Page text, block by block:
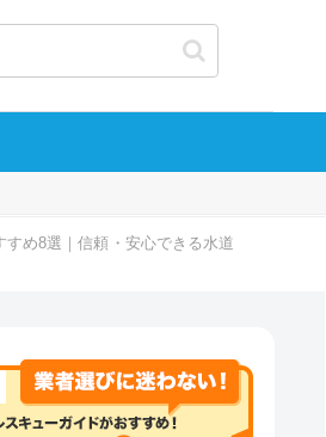
すめ8選｜信頼・安心できる水道